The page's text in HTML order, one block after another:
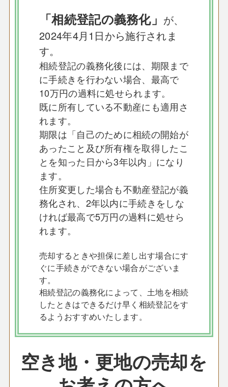
「相続登記の義務化」 が、
2024年4月1日から施行されま
す。
相続登記の義務化後には、期限まで
に手続きを行わない場合、最高で
10万円の過料に処せられます。
既に所有している不動産にも適用さ
れます。
期限は「自己のために相続の開始が
あったこと及び所有権を取得したこ
とを知った日から3年以内」になり
ます。
住所変更した場合も不動産登記が義
務化され、2年以内に手続きをしな
ければ最高で5万円の過料に処せら
れます。
売却するときや担保に差し出す場合にす
ぐに手続きができない場合がございま
す。
相続登記の義務化によって、土地を相続
したときはできるだけ早く相続登記をす
るようおすすめいたします。
空き地・更地の売却を